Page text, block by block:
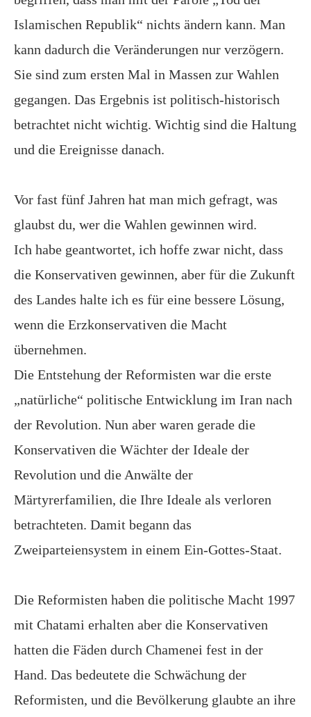
Islamischen Republik“ nichts ändern kann. Man
kann dadurch die Veränderungen nur verzögern.
Sie sind zum ersten Mal in Massen zur Wahlen
gegangen. Das Ergebnis ist politisch-historisch
betrachtet nicht wichtig. Wichtig sind die Haltung
und die Ereignisse danach.
Vor fast fünf Jahren hat man mich gefragt, was
glaubst du, wer die Wahlen gewinnen wird.
Ich habe geantwortet, ich hoffe zwar nicht, dass
die Konservativen gewinnen, aber für die Zukunft
des Landes halte ich es für eine bessere Lösung,
wenn die Erzkonservativen die Macht
übernehmen.
Die Entstehung der Reformisten war die erste
„natürliche“ politische Entwicklung im Iran nach
der Revolution. Nun aber waren gerade die
Konservativen die Wächter der Ideale der
Revolution und die Anwälte der
Märtyrerfamilien, die Ihre Ideale als verloren
betrachteten. Damit begann das
Zweiparteiensystem in einem Ein-Gottes-Staat.
Die Reformisten haben die politische Macht 1997
mit Chatami erhalten aber die Konservativen
hatten die Fäden durch Chamenei fest in der
Hand. Das bedeutete die Schwächung der
Reformisten, und die Bevölkerung glaubte an ihre